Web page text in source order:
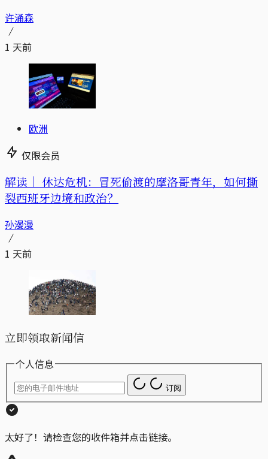
许涌森
1 天前
欧洲
仅限会员
解读｜ 休达危机：冒死偷渡的摩洛哥青年，如何撕
裂西班牙边境和政治？
孙漫漫
1 天前
立即领取新闻信
个人信息
订阅
太好了！请检查您的收件箱并点击链接。